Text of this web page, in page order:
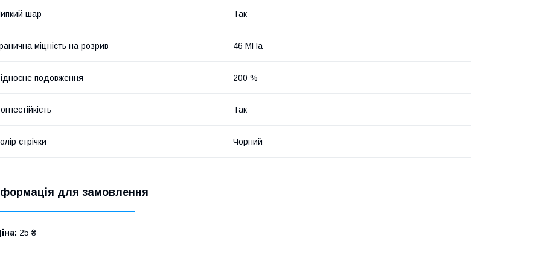
шар Так
міцність на розрив 46 МПа
подовження 200 %
Так
стрічки Чорний
для замовлення
25 ₴